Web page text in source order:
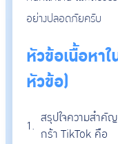
อย่างปลอดภัยครับ
หัวข้อเนื้อหา
หัวข้อ)
สรุปใจความสำคั
กร้า TikTok คือ